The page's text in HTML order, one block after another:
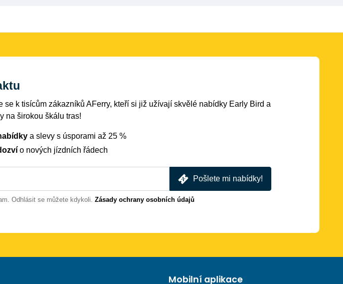
se k tisícům zákazníků AFerry, kteří si již užívají skvělé nabídky Early Bird a
na širokou škálu tras!
a slevy s úsporami až 25 %
o nových jízdních řádech
Pošlete mi nabídky!
Odhlásit se můžete kdykoli. Zásady ochrany osobních údajů
Mobilní aplikace